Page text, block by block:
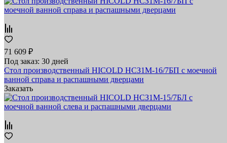
71 609 ₽
Под заказ: 30 дней
Стол производственный HICOLD НСЗ1М-16/7БП с моечной
ванной справа и распашными дверцами
Заказать